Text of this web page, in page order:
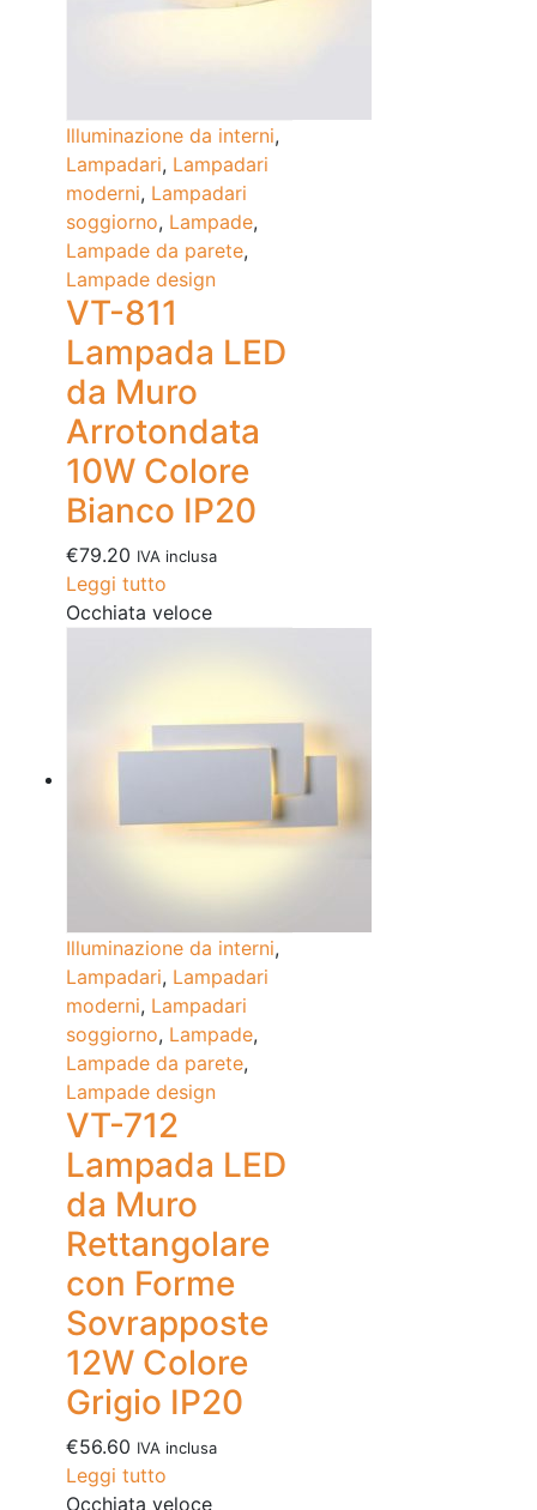
Illuminazione da interni,
Lampadari, Lampadari
moderni, Lampadari
soggiorno, Lampade,
Lampade da parete,
Lampade design
VT-811
Lampada LED
da Muro
Arrotondata
10W Colore
Bianco IP20
€79.20 IVA inclusa
Leggi tutto
Occhiata veloce
Illuminazione da interni,
Lampadari, Lampadari
moderni, Lampadari
soggiorno, Lampade,
Lampade da parete,
Lampade design
VT-712
Lampada LED
da Muro
Rettangolare
con Forme
Sovrapposte
12W Colore
Grigio IP20
€56.60 IVA inclusa
Leggi tutto
Occhiata veloce